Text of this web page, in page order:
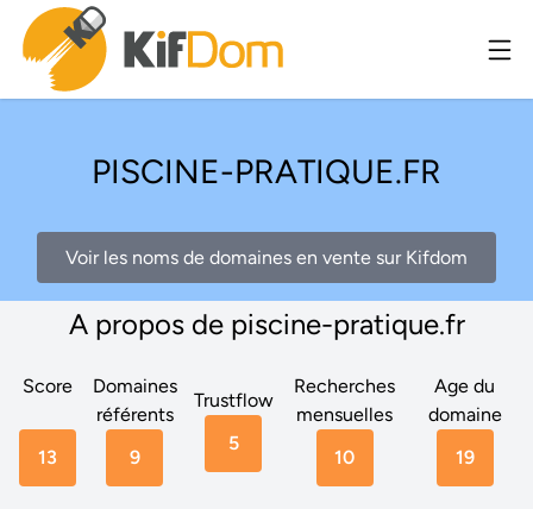
PISCINE-PRATIQUE.FR
Voir les noms de domaines en vente sur Kifdom
A propos de piscine-pratique.fr
Score
13
Domaines
référents
9
Trustflow
5
Recherches
mensuelles
10
Age du
domaine
19